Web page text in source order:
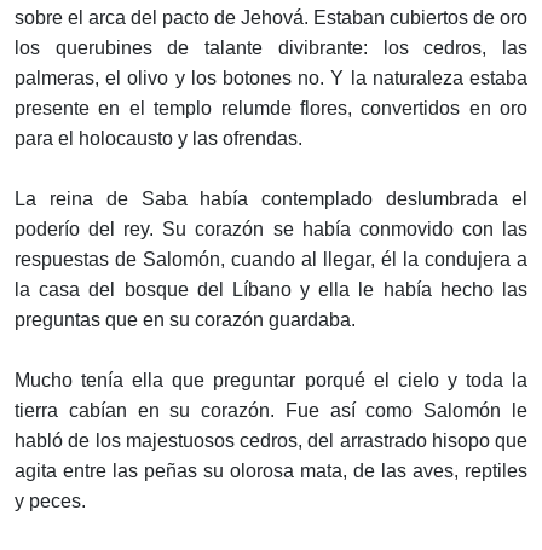
sobre el arca del pacto de Jehová. Estaban cubiertos de oro
los querubines de talante divibrante: los cedros, las
palmeras, el olivo y los botones no. Y la naturaleza estaba
presente en el templo relumde flores, convertidos en oro
para el holocausto y las ofrendas.
La reina de Saba había contemplado deslumbrada el
poderío del rey. Su corazón se había conmovido con las
respuestas de Salomón, cuando al llegar, él la condujera a
la casa del bosque del Líbano y ella le había hecho las
preguntas que en su corazón guardaba.
Mucho tenía ella que preguntar porqué el cielo y toda la
tierra cabían en su corazón. Fue así como Salomón le
habló de los majestuosos cedros, del arrastrado hisopo que
agita entre las peñas su olorosa mata, de las aves, reptiles
y peces.